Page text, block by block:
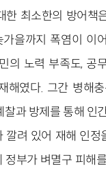
한 최소한의 방어책
을까지 폭염이 이
의 노력 부족도, 공
해였다. 그간 병해
찰과 방제를 통해 인
깔려 있어 재해 인정
정부가 벼멸구 피해